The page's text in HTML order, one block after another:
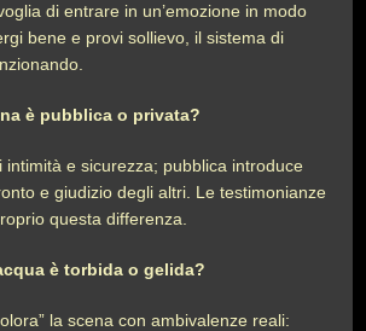
di entrare in un’emozione in modo
bene e provi sollievo, il sistema di
è pubblica o privata?
intimità e sicurezza; pubblica introduce
e giudizio degli altri. Le testimonianze
questa differenza.
è torbida o gelida?
la scena con ambivalenze reali: